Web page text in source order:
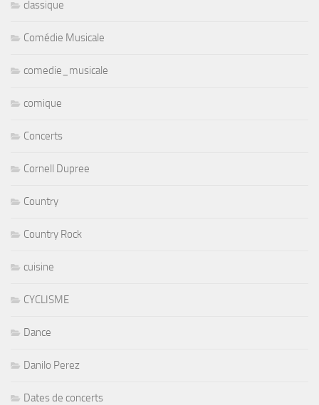
classique
Comédie Musicale
comedie_musicale
comique
Concerts
Cornell Dupree
Country
Country Rock
cuisine
CYCLISME
Dance
Danilo Perez
Dates de concerts